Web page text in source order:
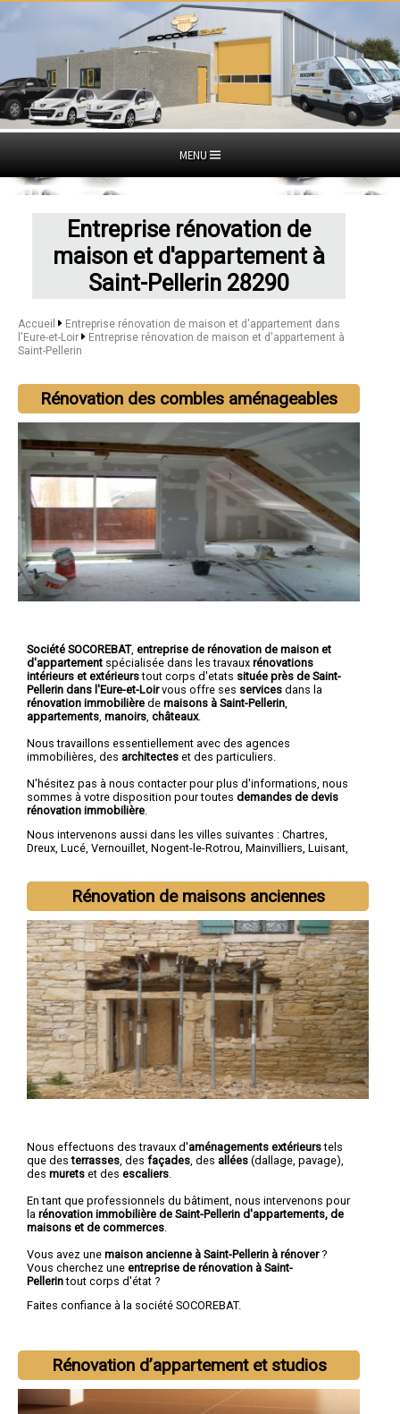
MENU
Entreprise rénovation de
maison et d'appartement à
Saint-Pellerin 28290
Accueil
Entreprise rénovation de maison et d'appartement dans
l'Eure-et-Loir
Entreprise rénovation de maison et d'appartement à
Saint-Pellerin
Rénovation des combles aménageables
Société SOCOREBAT, entreprise de rénovation de maison et
d'appartement spécialisée dans les travaux rénovations
intérieurs et extérieurstout corps d'etats située près de Saint-
Pellerin dans l'Eure-et-Loirvous offre ses services dans la
rénovation immobilière de maisons à Saint-Pellerin
appartements manoirs châteaux.
Nous travaillons essentiellement avec des agences
immobilières, des architectes et des particuliers.
N'hésitez pas à nous contacter pour plus d'informations, nous
sommes à votre disposition pour toutes demandes de devis
rénovation immobilière
Nous intervenons aussi dans les villes suivantes : Chartres,
Dreux, Lucé, Vernouillet, Nogent-le-Rotrou, Mainvilliers, Luisant,
Rénovation de maisons anciennes
Nous effectuons des travaux d'aménagements extérieurstels
que desterrasses , des façades , des allées (dallage, pavage),
des murets et des escaliers
En tant que professionnels du bâtiment, nous intervenons pour
la rénovation immobilière de Saint-Pellerin d'appartements, de
maisons et de commerces
Vous avez une maison ancienne à Saint-Pellerin à rénover?
Vous cherchez une entreprise de rénovation à Saint-
Pellerintout corps d'état ?
Faites confiance à la société SOCOREBAT.
Rénovation d’appartement et studios